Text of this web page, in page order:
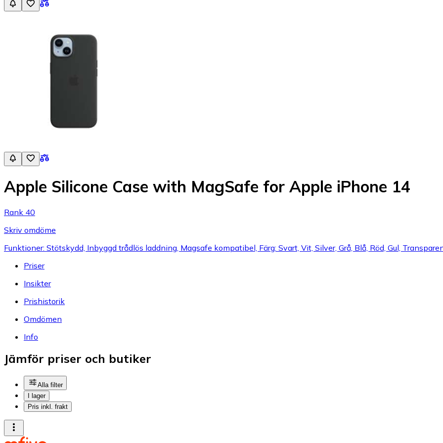
Apple Silicone Case with MagSafe for Apple iPhone 14
Rank 40
Skriv omdöme
Funktioner: Stötskydd, Inbyggd trådlös laddning, Magsafe kompatibel, Färg: Svart, Vit, Silver, Grå, Blå, Röd, Gul,
Priser
Insikter
Prishistorik
Omdömen
Info
Jämför priser och butiker
Alla filter
I lager
Pris inkl. frakt